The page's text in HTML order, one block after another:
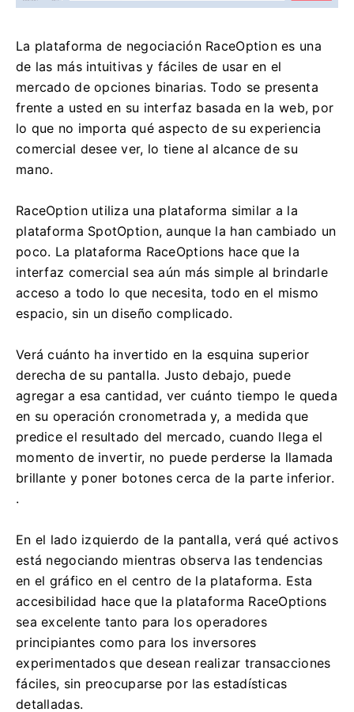
La plataforma de negociación RaceOption es una
de las más intuitivas y fáciles de usar en el
mercado de opciones binarias.Todo se presenta
frente a usted en su interfaz basada en la web, por
lo que no importa qué aspecto de su experiencia
comercial desee ver, lo tiene al alcance de su
mano.
RaceOption utiliza una plataforma similar a la
plataforma SpotOption, aunque la han cambiado un
poco. La plataforma RaceOptions hace que la
interfaz comercial sea aún más simple al brindarle
acceso a todo lo que necesita, todo en el mismo
espacio, sin un diseño complicado.
Verá cuánto ha invertido en la esquina superior
derecha de su pantalla. Justo debajo, puede
agregar a esa cantidad, ver cuánto tiempo le queda
en su operación cronometrada y, a medida que
predice el resultado del mercado, cuando llega el
momento de invertir, no puede perderse la llamada
brillante y poner botones cerca de la parte inferior.
.
En el lado izquierdo de la pantalla, verá qué activos
está negociando mientras observa las tendencias
en el gráfico en el centro de la plataforma. Esta
accesibilidad hace que la plataforma RaceOptions
sea excelente tanto para los operadores
principiantes como para los inversores
experimentados que desean realizar transacciones
fáciles, sin preocuparse por las estadísticas
detalladas.